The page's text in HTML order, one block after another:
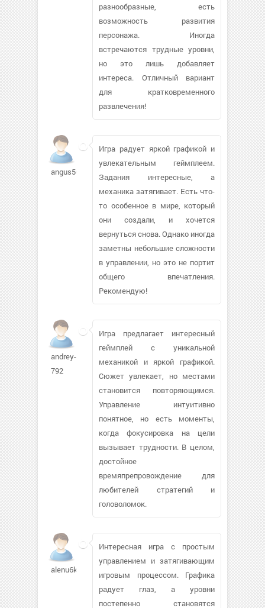
разнообразные, есть
возможность развития
персонажа. Иногда
встречаются трудные уровни,
но это лишь добавляет
интереса. Отличный вариант
для кратковременного
развлечения!
angus50583
Игра радует яркой графикой и
увлекательным геймплеем.
Задания интересные, а
механика затягивает. Есть что-
то особенное в мире, который
они создали, и хочется
вернуться снова. Однако иногда
заметны небольшие сложности
в управлении, но это не портит
общего впечатления.
Рекомендую!
andrey-
792
Игра предлагает интересный
геймплей с уникальной
механикой и яркой графикой.
Сюжет увлекает, но местами
становится повторяющимся.
Управление интуитивно
понятное, но есть моменты,
когда фокусировка на цели
вызывает трудности. В целом,
достойное
времяпрепровождение для
любителей стратегий и
головоломок.
alenu6ka84
Интересная игра с простым
управлением и затягивающим
игровым процессом. Графика
радует глаз, а уровни
постепенно становятся